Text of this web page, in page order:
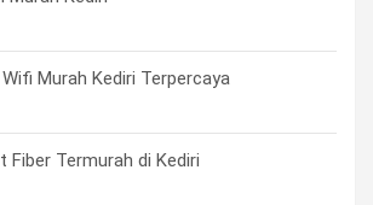
Murah Kediri Terpercaya
Fiber Termurah di Kediri